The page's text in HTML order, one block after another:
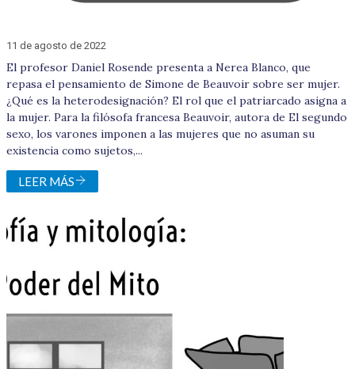
11 de agosto de 2022
El profesor Daniel Rosende presenta a Nerea Blanco, que
repasa el pensamiento de Simone de Beauvoir sobre ser mujer.
¿Qué es la heterodesignación? El rol que el patriarcado asigna a
la mujer. Para la filósofa francesa Beauvoir, autora de El segundo
sexo, los varones imponen a las mujeres que no asuman su
existencia como sujetos,...
LEER MÁS